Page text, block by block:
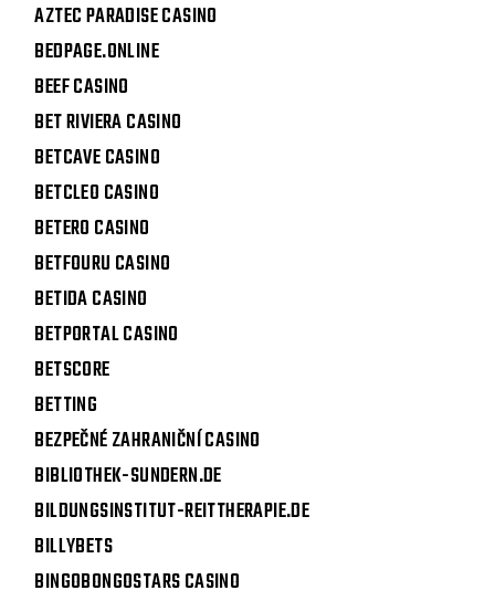
AZTEC PARADISE CASINO
BEDPAGE.ONLINE
BEEF CASINO
BET RIVIERA CASINO
BETCAVE CASINO
BETCLEO CASINO
BETERO CASINO
BETFOURU CASINO
BETIDA CASINO
BETPORTAL CASINO
BETSCORE
BETTING
BEZPEČNÉ ZAHRANIČNÍ CASINO
BIBLIOTHEK-SUNDERN.DE
BILDUNGSINSTITUT-REITTHERAPIE.DE
BILLYBETS
BINGOBONGOSTARS CASINO